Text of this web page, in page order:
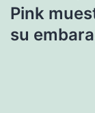
Pink
su